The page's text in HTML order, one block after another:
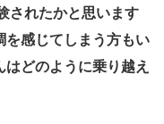
されたかと思います
感じてしまう方もい
どのように乗り越え